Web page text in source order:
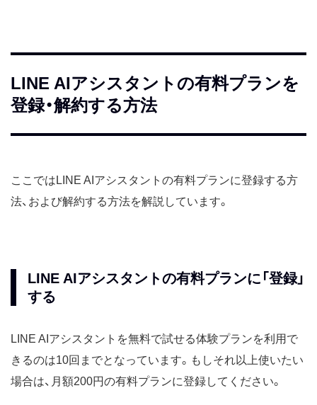
LINE AIアシスタントの有料プランを
登録・解約する方法
ここではLINE AIアシスタントの有料プランに登録する方
法、および解約する方法を解説しています。
LINE AIアシスタントの有料プランに「登録」
する
LINE AIアシスタントを無料で試せる体験プランを利用で
きるのは10回までとなっています。もしそれ以上使いたい
場合は、月額200円の有料プランに登録してください。